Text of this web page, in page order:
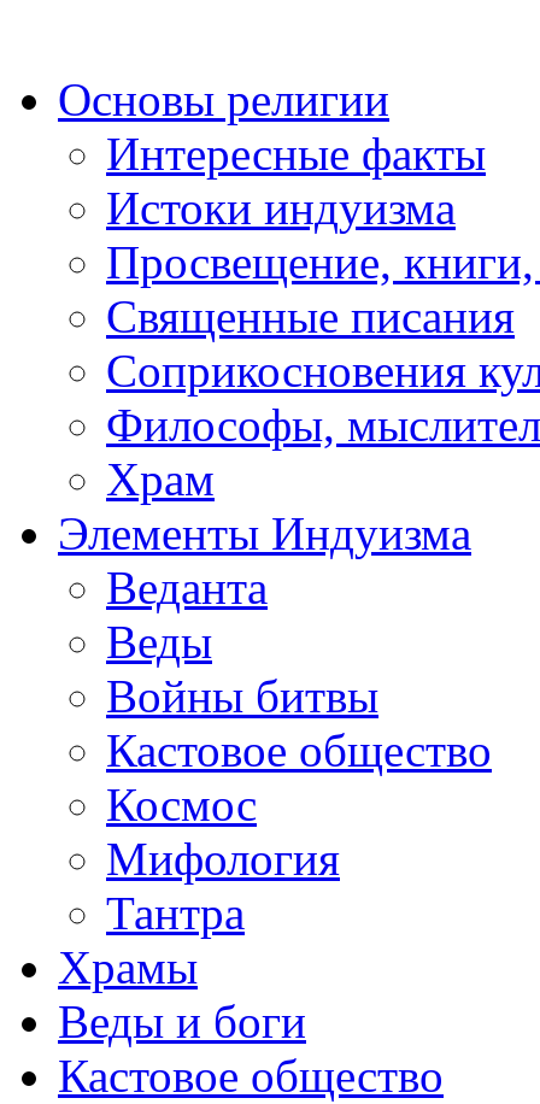
Основы религии
Интересные факты
Истоки индуизма
Просвещение, книги,
Священные писания
Соприкосновения
Философы,
Храм
Элементы Индуизма
Веданта
Веды
Войны битвы
Кастовое общество
Космос
Мифология
Тантра
Храмы
Веды и боги
Кастовое общество